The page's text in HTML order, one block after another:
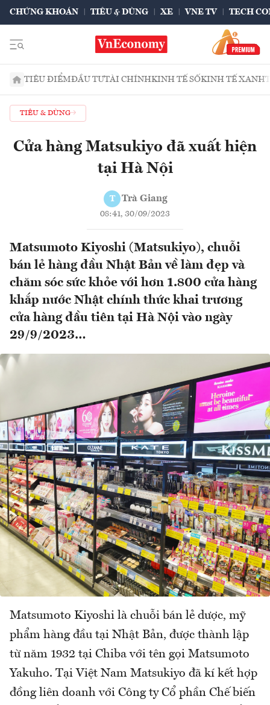
CHỨNG KHOÁN TIÊU & DÙNG XE VNE TV TECH
TIÊU ĐIỂMĐẦU TƯTÀI CHÍNHKINH TẾ SỐKINH TẾ XANH
TIÊU & DÙNG
Cửa hàng Matsukiyo đã xuất hiện
tại Hà Nội
T Trà Giang
08:41, 30/09/2023
Matsumoto Kiyoshi (Matsukiyo), chuỗi
bán lẻ hàng đầu Nhật Bản về làm đẹp và
chăm sóc sức khỏe với hơn 1.800 cửa hàng
khắp nước Nhật chính thức khai trương
cửa hàng đầu tiên tại Hà Nội vào ngày
29/9/2023…
Matsumoto Kiyoshi là chuỗi bán lẻ dược, mỹ
phẩm hàng đầu tại Nhật Bản, được thành lập
từ năm 1932 tại Chiba với tên gọi Matsumoto
Yakuho. Tại Việt Nam Matsukiyo đã kí kết hợp
đồng liên doanh với Công ty Cổ phần Chế biến